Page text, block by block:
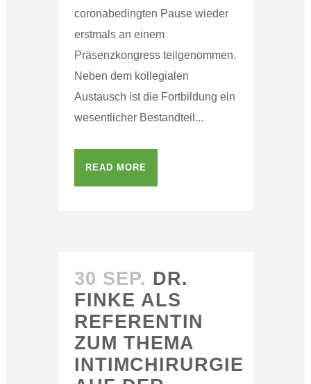
coronabedingten Pause wieder
erstmals an einem
Präsenzkongress teilgenommen.
Neben dem kollegialen
Austausch ist die Fortbildung ein
wesentlicher Bestandteil...
READ MORE
30 SEP. DR.
FINKE ALS
REFERENTIN
ZUM THEMA
INTIMCHIRURGIE